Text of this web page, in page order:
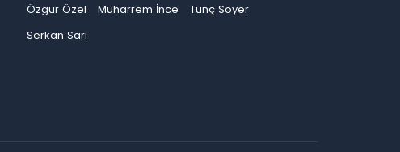
Özgür Özel
Muharrem İnce
Tunç Soyer
Serkan Sarı